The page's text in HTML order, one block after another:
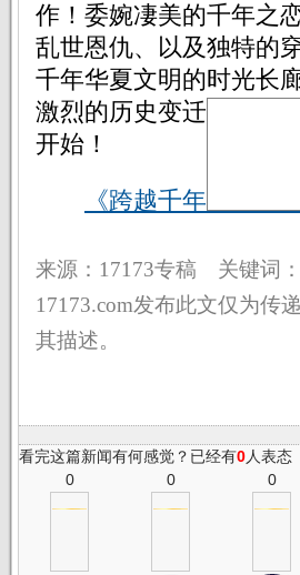
作！委婉凄美的千年之
乱世恩仇、以及独特的
千年华夏文明的时光长
激烈的历史变迁！还等
开始！
《跨越千年》官方网
来源：17173专稿 关键词
17173.com发布此文仅为传
其描述。
看完这篇新闻有何感觉？已经有0人表态
0
0 0